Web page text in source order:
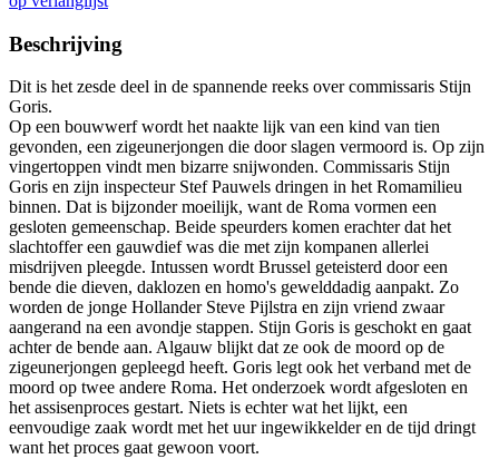
Beschrijving
Dit is het zesde deel in de spannende reeks over commissaris Stijn
Goris.
Op een bouwwerf wordt het naakte lijk van een kind van tien
gevonden, een zigeunerjongen die door slagen vermoord is. Op zijn
vingertoppen vindt men bizarre snijwonden. Commissaris Stijn
Goris en zijn inspecteur Stef Pauwels dringen in het Romamilieu
binnen. Dat is bijzonder moeilijk, want de Roma vormen een
gesloten gemeenschap. Beide speurders komen erachter dat het
slachtoffer een gauwdief was die met zijn kompanen allerlei
misdrijven pleegde. Intussen wordt Brussel geteisterd door een
bende die dieven, daklozen en homo's gewelddadig aanpakt. Zo
worden de jonge Hollander Steve Pijlstra en zijn vriend zwaar
aangerand na een avondje stappen. Stijn Goris is geschokt en gaat
achter de bende aan. Algauw blijkt dat ze ook de moord op de
zigeunerjongen gepleegd heeft. Goris legt ook het verband met de
moord op twee andere Roma. Het onderzoek wordt afgesloten en
het assisenproces gestart. Niets is echter wat het lijkt, een
eenvoudige zaak wordt met het uur ingewikkelder en de tijd dringt
want het proces gaat gewoon voort.